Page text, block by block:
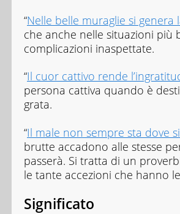
“Nelle belle muraglie si genera
che anche nelle situazioni più
complicazioni inaspettate.
“Il cuor cattivo rende
persona cattiva quando è
grata.
“Il male non sempre sta dove
brutte accadono alle stesse
passerà. Si tratta di un
le tante accezioni che hanno
Significato